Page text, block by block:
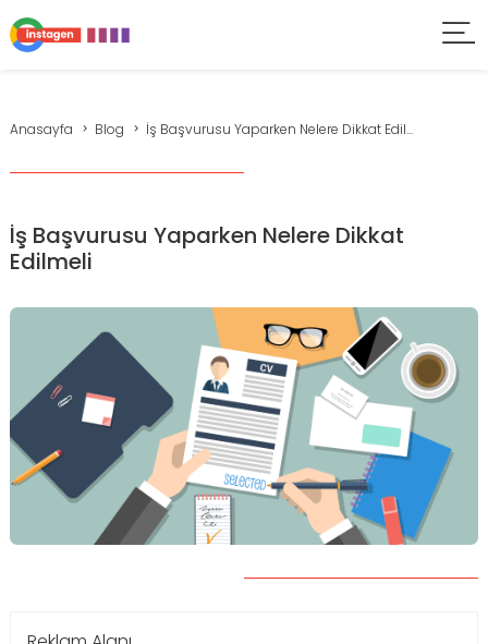
Anasayfa Blog İş Başvurusu Yaparken Nelere Dikkat Edil...
İş Başvurusu Yaparken Nelere Dikkat
Edilmeli